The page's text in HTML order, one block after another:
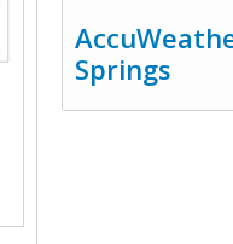
Springs